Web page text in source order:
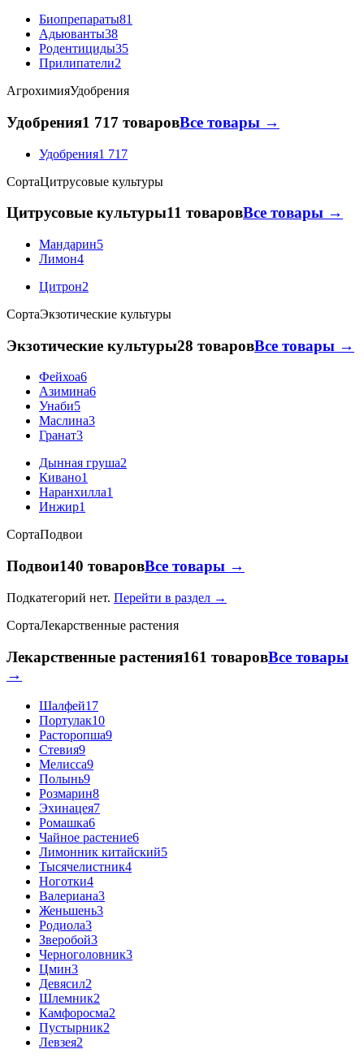
Биопрепараты81
Адьюванты38
Родентициды35
Прилипатели2
АгрохимияУдобрения
Удобрения1 717 товаровВсе товары →
Удобрения1 717
СортаЦитрусовые культуры
Цитрусовые культуры11 товаровВсе товары →
Мандарин5
Лимон4
Цитрон2
СортаЭкзотические культуры
Экзотические культуры28 товаровВсе товары →
Фейхоа6
Азимина6
Унаби5
Маслина3
Гранат3
Дынная груша2
Кивано1
Наранхилла1
Инжир1
СортаПодвои
Подвои140 товаровВсе товары →
Подкатегорий нет. Перейти в раздел →
СортаЛекарственные растения
Лекарственные растения161 товаровВсе товары
→
Шалфей17
Портулак10
Расторопша9
Стевия9
Мелисса9
Полынь9
Розмарин8
Эхинацея7
Ромашка6
Чайное растение6
Лимонник китайский5
Тысячелистник4
Ноготки4
Валериана3
Женьшень3
Родиола3
Зверобой3
Черноголовник3
Цмин3
Девясил2
Шлемник2
Камфоросма2
Пустырник2
Левзея2